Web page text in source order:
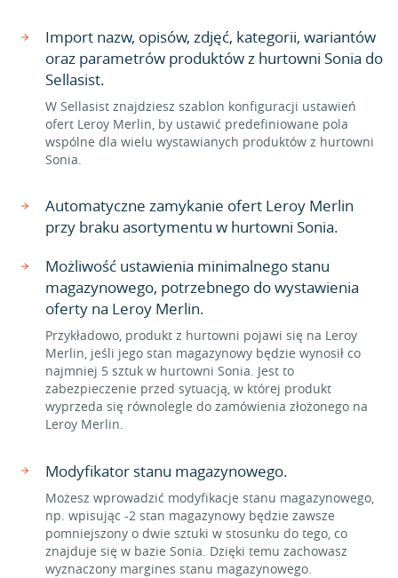
Import nazw, opisów, zdjęć, kategorii, wariantów
oraz parametrów produktów z hurtowni Sonia do
Sellasist.
W Sellasist znajdziesz szablon konfiguracji ustawień
ofert Leroy Merlin, by ustawić predefiniowane pola
wspólne dla wielu wystawianych produktów z hurtowni
Sonia.
Automatyczne zamykanie ofert Leroy Merlin
przy braku asortymentu w hurtowni Sonia.
Możliwość ustawienia minimalnego stanu
magazynowego, potrzebnego do wystawienia
oferty na Leroy Merlin.
Przykładowo, produkt z hurtowni pojawi się na Leroy
Merlin, jeśli jego stan magazynowy będzie wynosił co
najmniej 5 sztuk w hurtowni Sonia. Jest to
zabezpieczenie przed sytuacją, w której produkt
wyprzeda się równolegle do zamówienia złożonego na
Leroy Merlin.
Modyfikator stanu magazynowego.
Możesz wprowadzić modyfikacje stanu magazynowego,
np. wpisując -2 stan magazynowy będzie zawsze
pomniejszony o dwie sztuki w stosunku do tego, co
znajduje się w bazie Sonia. Dzięki temu zachowasz
wyznaczony margines stanu magazynowego.